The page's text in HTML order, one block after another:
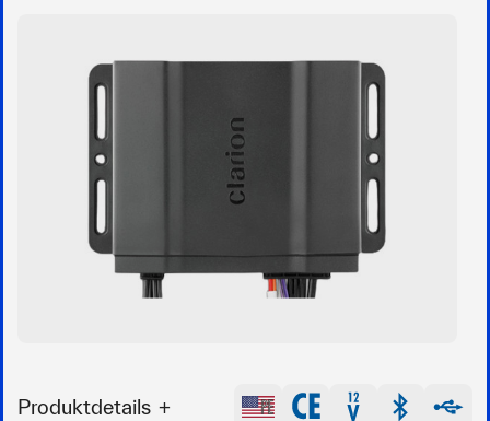
Produktdetails